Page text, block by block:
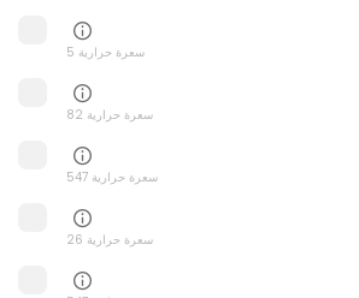
5 سعرة حرارية
82 سعرة حرارية
547 سعرة حرارية
26 سعرة حرارية